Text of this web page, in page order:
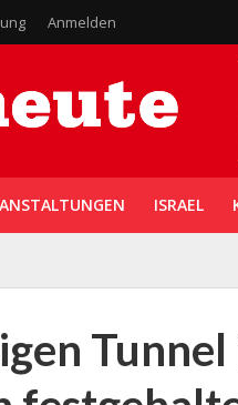
Anmelden
ISRAEL